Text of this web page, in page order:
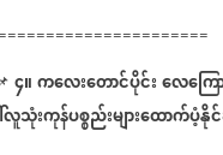
၄။ကလေးတောင်ပိုင်းလေကြ
လူသုံးကုန်ပစ္စည်းများထောက်ပံ့နို